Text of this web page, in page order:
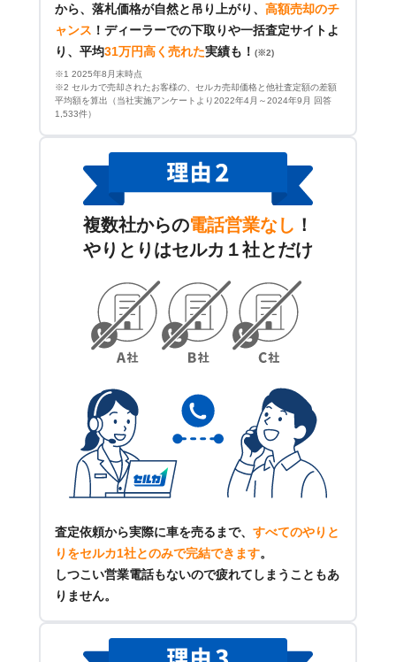
から、落札価格が自然と吊り上がり、 高額売却のチ
ャンス ！ ディーラーでの下取りや一括査定サイトよ
り、平均31万円高く売れた実績も！ (※2)
※1 2025年8月末時点
※2 セルカで売却されたお客様の、セルカ売却価格と他社査定額の差額
平均額を算出（当社実施アンケートより2022年4月～2024年9月 回答
1,533件）
複数社からの電話営業なし ！
やりとりはセルカ１社とだけ
査定依頼から実際に車を売るまで、 すべてのやりと
りをセルカ1社とのみで完結できます。
しつこい営業電話もないので疲れてしまうこともあ
りません。